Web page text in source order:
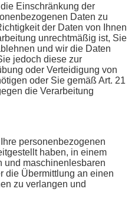
Einschränkung der
Daten zu
der Daten von Ihnen
unrechtmäßig ist, Sie
und wir die Daten
jedoch diese zur
oder Verteidigung von
oder Sie gemäß Art. 21
die Verarbeitung
personenbezogenen
haben, in einem
und maschinenlesbaren
die Übermittlung an einen
zu verlangen und